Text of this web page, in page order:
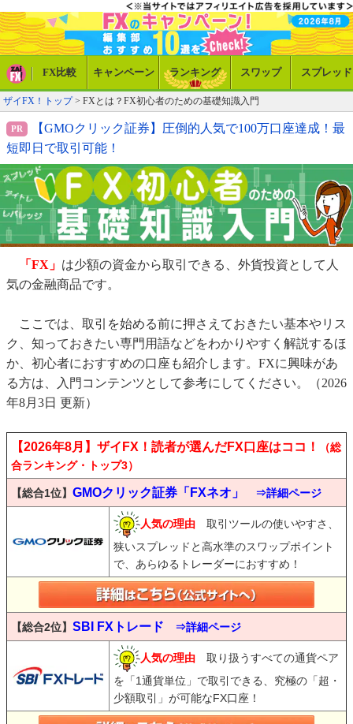
FX比較 キャンペーン ランキング スワップ スプレッド
ザイFX！トップ> FXとは？FX初心者のための基礎知識入門
【GMOクリック証券】圧倒的人気で100万口座達成！最
短即日で取引可能！
「FX」 は少額の資金から取引できる、外貨投資として人
気の金融商品です。
ここでは、取引を始める前に押さえておきたい基本やリス
ク、知っておきたい専門用語などをわかりやすく解説するほ
か、初心者におすすめの口座も紹介します。FXに興味があ
る方は、入門コンテンツとして参考にしてください。（2026
年8月3日 更新）
【2026年8月】ザイFX！読者が選んだFX口座はココ！
（総
合ランキング・トップ3）
【総合1位】 GMOクリック証券「FXネオ」 ⇒詳細ページ
人気の理由 取引ツールの使いやすさ、
狭いスプレッドと高水準のスワップポイント
で、あらゆるトレーダーにおすすめ！
【総合2位】 SBI FXトレード ⇒詳細ページ
人気の理由 取り扱うすべての通貨ペア
を「1通貨単位」で取引できる、究極の「超・
少額取引」が可能なFX口座！